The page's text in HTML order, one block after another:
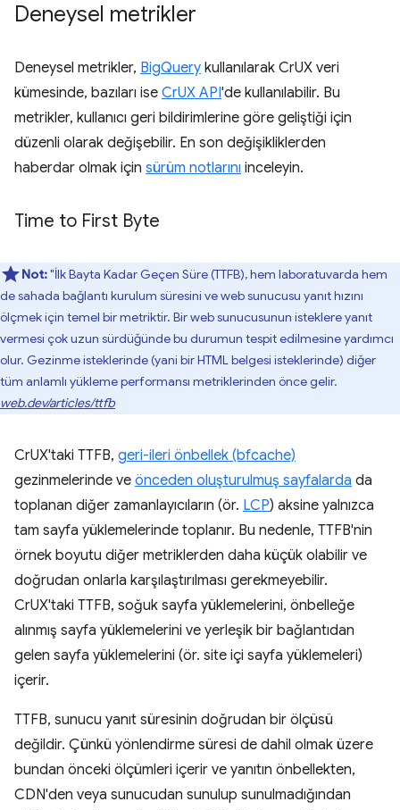
Deneysel metrikler
Deneysel metrikler, BigQuery kullanılarak CrUX veri
kümesinde, bazıları ise CrUX API'de kullanılabilir. Bu
metrikler, kullanıcı geri bildirimlerine göre geliştiği için
düzenli olarak değişebilir. En son değişikliklerden
haberdar olmak için sürüm notlarını inceleyin.
Time to First Byte
Not:"İlk Bayta Kadar Geçen Süre (TTFB), hem laboratuvarda hem
de sahada bağlantı kurulum süresini ve web sunucusu yanıt hızını
ölçmek için temel bir metriktir. Bir web sunucusunun isteklere yanıt
vermesi çok uzun sürdüğünde bu durumun tespit edilmesine yardımcı
olur. Gezinme isteklerinde (yani bir HTML belgesi isteklerinde) diğer
tüm anlamlı yükleme performansı metriklerinden önce gelir.
web.dev/articles/ttfb
CrUX'taki TTFB, geri-ileri önbellek (bfcache)
gezinmelerinde ve önceden oluşturulmuş sayfalarda da
toplanan diğer zamanlayıcıların (ör. LCP) aksine yalnızca
tam sayfa yüklemelerinde toplanır. Bu nedenle, TTFB'nin
örnek boyutu diğer metriklerden daha küçük olabilir ve
doğrudan onlarla karşılaştırılması gerekmeyebilir.
CrUX'taki TTFB, soğuk sayfa yüklemelerini, önbelleğe
alınmış sayfa yüklemelerini ve yerleşik bir bağlantıdan
gelen sayfa yüklemelerini (ör. site içi sayfa yüklemeleri)
içerir.
TTFB, sunucu yanıt süresinin doğrudan bir ölçüsü
değildir. Çünkü yönlendirme süresi de dahil olmak üzere
bundan önceki ölçümleri içerir ve yanıtın önbellekten,
CDN'den veya sunucudan sunulup sunulmadığından